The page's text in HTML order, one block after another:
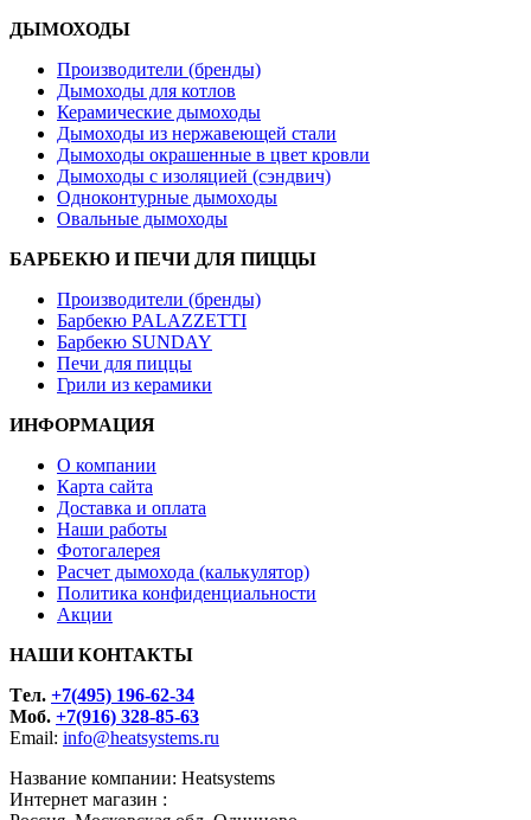
ДЫМОХОДЫ
Производители (бренды)
Дымоходы для котлов
Керамические дымоходы
Дымоходы из нержавеющей стали
Дымоходы окрашенные в цвет кровли
Дымоходы с изоляцией (сэндвич)
Одноконтурные дымоходы
Овальные дымоходы
БАРБЕКЮ И ПЕЧИ ДЛЯ ПИЦЦЫ
Производители (бренды)
Барбекю PALAZZETTI
Барбекю SUNDAY
Печи для пиццы
Грили из керамики
ИНФОРМАЦИЯ
О компании
Карта сайта
Доставка и оплата
Наши работы
Фотогалерея
Расчет дымохода (калькулятор)
Политика конфиденциальности
Акции
НАШИ КОНТАКТЫ
Tел. +7(495) 196-62-34
Моб. +7(916) 328-85-63
Email: info@heatsystems.ru
Название компании: Heatsystems
Интернет магазин :